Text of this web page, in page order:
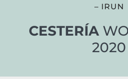
– IRUN
CESTERÍA
2020